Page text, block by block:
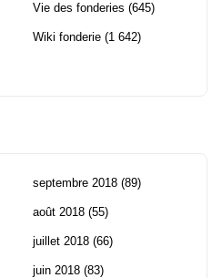
Vie des fonderies (645)
Wiki fonderie (1 642)
septembre 2018 (89)
août 2018 (55)
juillet 2018 (66)
juin 2018 (83)